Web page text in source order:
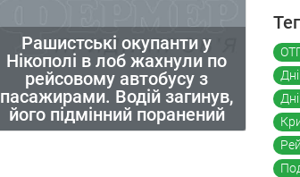
Рашистські окупанти у
Нікополі в лоб жахнули по
рейсовому автобусу з
пасажирами. Водій загинув,
його підмінний поранений